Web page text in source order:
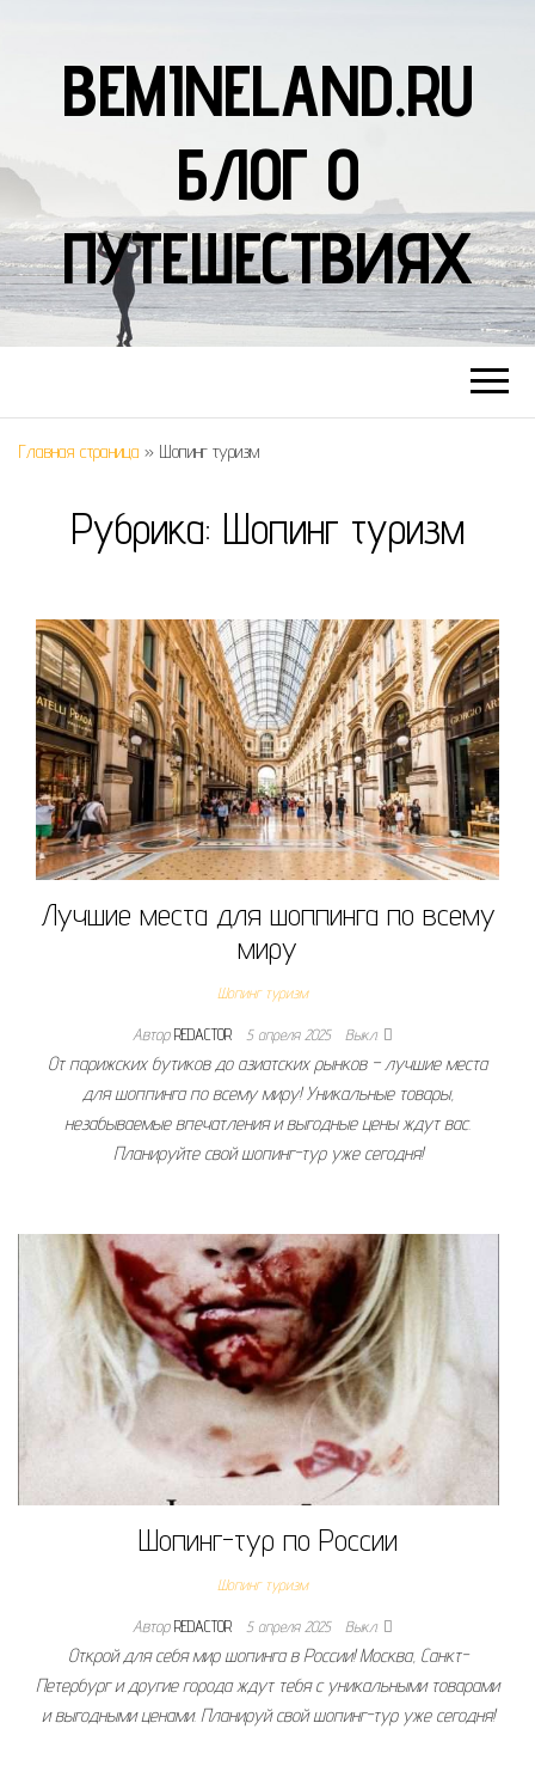
BEMINELAND.RU
БЛОГ О
ПУТЕШЕСТВИЯХ
Главная страница » Шопинг туризм
Рубрика: Шопинг туризм
Лучшие места для шоппинга по всему
миру
Шопинг туризм
АвторREDACTOR 5 апреля 2025 Выкл.
От парижских бутиков до азиатских рынков – лучшие места
для шоппинга по всему миру! Уникальные товары,
незабываемые впечатления и выгодные цены ждут вас.
Планируйте свой шопинг-тур уже сегодня!
Шопинг-тур по России
Шопинг туризм
АвторREDACTOR 5 апреля 2025 Выкл.
Открой для себя мир шопинга в России! Москва, Санкт-
Петербург и другие города ждут тебя с уникальными товарами
и выгодными ценами. Планируй свой шопинг-тур уже сегодня!